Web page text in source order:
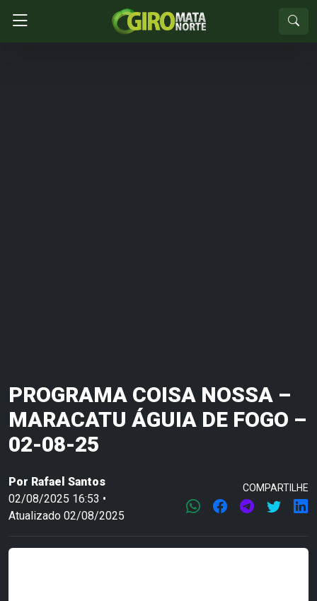
PROGRAMA COISA NOSSA –
MARACATU ÁGUIA DE FOGO –
02-08-25
Por Rafael Santos
02/08/2025 16:53 •
Atualizado 02/08/2025
COMPARTILHE